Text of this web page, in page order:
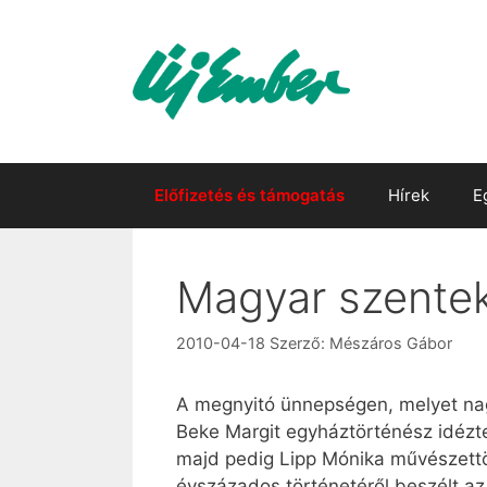
Előfizetés és támogatás Hírek
Magyar
2010-04-18 Szerző: Mészáros Gábor
A megnyitó ünnepségen, melyet
Beke Margit egyháztörténész
majd pedig Lipp Mónika